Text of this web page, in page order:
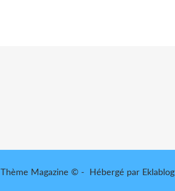
Thème Magazine © - Hébergé par Eklablog